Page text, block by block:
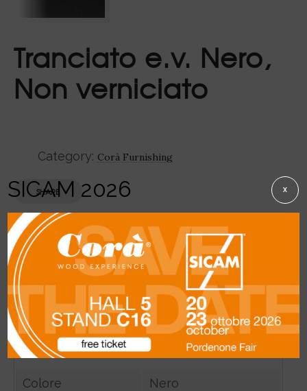
Tranciato e.v. Nero,
Non verniciato
Category: Corà Furnishing
SHARE
Description
Modello 2588 CARBON
Colore Nero
SICAM 2026 X